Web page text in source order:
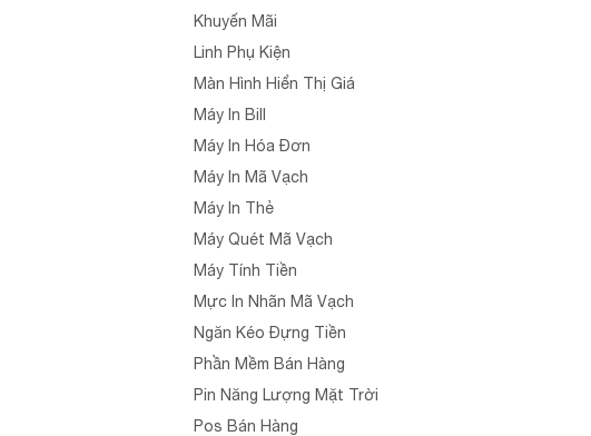
Khuyến Mãi
Linh Phụ Kiện
Màn Hình Hiển Thị Giá
Máy In Bill
Máy In Hóa Đơn
Máy In Mã Vạch
Máy In Thẻ
Máy Quét Mã Vạch
Máy Tính Tiền
Mực In Nhãn Mã Vạch
Ngăn Kéo Đựng Tiền
Phần Mềm Bán Hàng
Pin Năng Lượng Mặt Trời
Pos Bán Hàng